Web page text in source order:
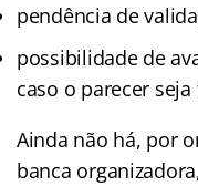
pendência de
possibilidade de
caso o parecer seja
Ainda não há, por
banca